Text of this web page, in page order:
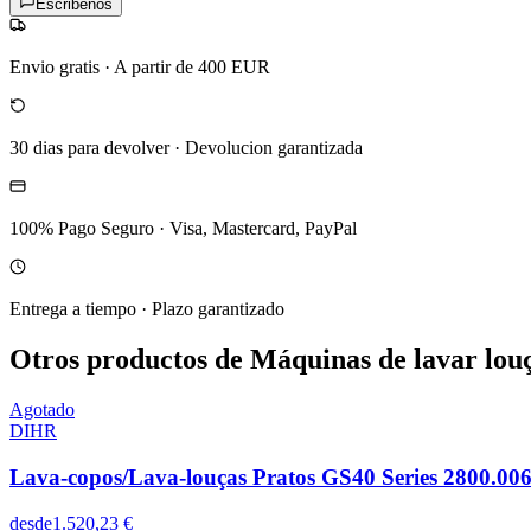
Escribenos
Envio gratis · A partir de 400 EUR
30 dias para devolver· Devolucion garantizada
100% Pago Seguro · Visa, Mastercard, PayPal
Entrega a tiempo · Plazo garantizado
Otros productos de Máquinas de lavar
Agotado
DIHR
Lava-copos/Lava-louças Pratos GS40 Series 2800.006
desde1.520,23 €